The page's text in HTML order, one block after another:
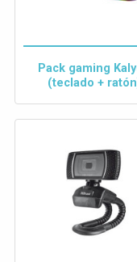
Pack gaming
(teclado +